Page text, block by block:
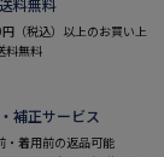
料無料
（税込）以上のお買い上
料無料
補正サービス
・着用前の返品可能